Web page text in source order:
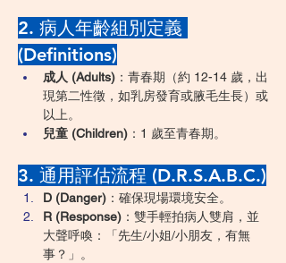
2. 病人年齡組別定義
(Definitions)
成人 (Adults) ：青春期（約 12-14 歲，出
現第二性徵，如乳房發育或腋毛生長）或
以上。
兒童 (Children) ：1 歲至青春期。
3. 通用評估流程 (D.R.S.A.B.C.)
D (Danger) ：確保現場環境安全。
R (Response) ：雙手輕拍病人雙肩，並
大聲呼喚：「先生/小姐/小朋友，有無
事？」。